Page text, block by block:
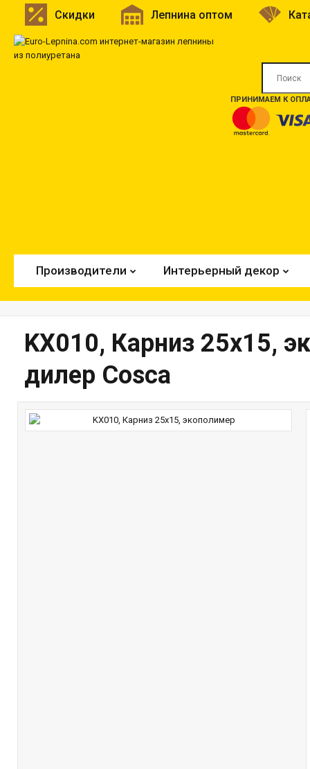
Скидки Лепнина оптом
ПРИНИМАЕМ К
Производители Интерьерный декор
KX010, Карниз 25х15,
дилер Cosca